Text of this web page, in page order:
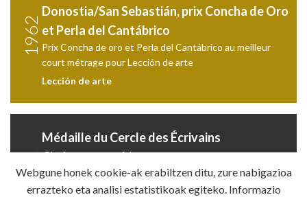
1962
Donostia/San Sebastián, prix Concha de Oro
et Perla del Cantábrico
Prix Concha de oro et Perla del Cantábrico au meilleur
court métrage pour Lección de arte
Lección de arte
1962
Médaille du Cercle des Écrivains
Cinématographiques
Médaille du Cercle des Écrivains Cinématographiques au
meilleur court métrage pourLección de arte
Webgune honek cookie-ak erabiltzen ditu, zure nabigazioa
errazteko eta analisi estatistikoak egiteko. Informazio